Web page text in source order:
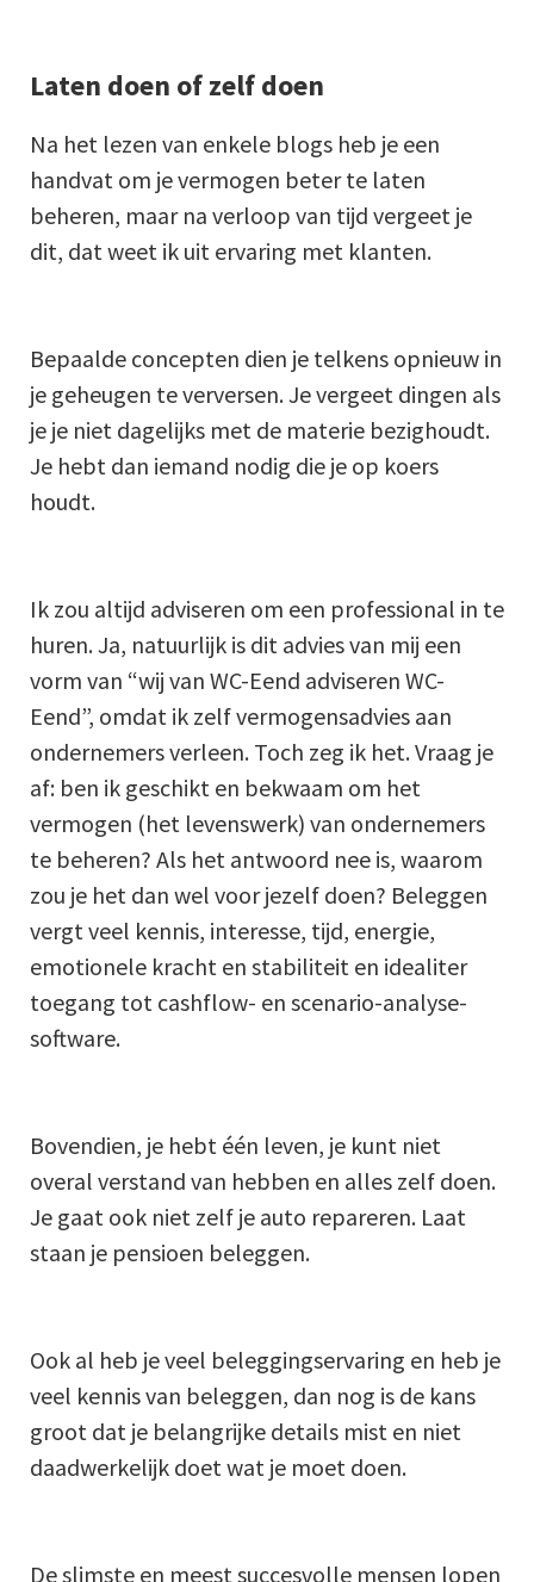
Laten doen of zelf doen
Na het lezen van enkele blogs heb je een
handvat om je vermogen beter te laten
beheren, maar na verloop van tijd vergeet je
dit, dat weet ik uit ervaring met klanten.
Bepaalde concepten dien je telkens opnieuw in
je geheugen te verversen. Je vergeet dingen als
je je niet dagelijks met de materie bezighoudt.
Je hebt dan iemand nodig die je op koers
houdt.
Ik zou altijd adviseren om een professional in te
huren. Ja, natuurlijk is dit advies van mij een
vorm van “wij van WC-Eend adviseren WC-
Eend”, omdat ik zelf vermogensadvies aan
ondernemers verleen. Toch zeg ik het. Vraag je
af: ben ik geschikt en bekwaam om het
vermogen (het levenswerk) van ondernemers
te beheren? Als het antwoord nee is, waarom
zou je het dan wel voor jezelf doen? Beleggen
vergt veel kennis, interesse, tijd, energie,
emotionele kracht en stabiliteit en idealiter
toegang tot cashflow- en scenario-analyse-
software.
Bovendien, je hebt één leven, je kunt niet
overal verstand van hebben en alles zelf doen.
Je gaat ook niet zelf je auto repareren. Laat
staan je pensioen beleggen.
Ook al heb je veel beleggingservaring en heb je
veel kennis van beleggen, dan nog is de kans
groot dat je belangrijke details mist en niet
daadwerkelijk doet wat je moet doen.
De slimste en meest succesvolle mensen lopen